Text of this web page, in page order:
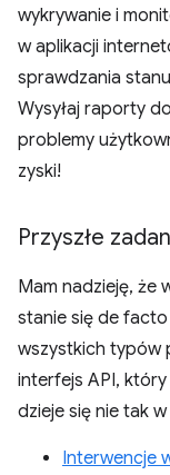
wykrywanie i
w aplikacji
sprawdzania
Wysyłaj raporty
problemy
zyski!
Przyszłe
Mam nadzieję, że
stanie się de
wszystkich typów
interfejs API,
dzieje się nie tak
Interwencje